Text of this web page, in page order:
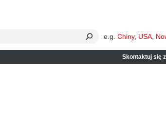
e.g. Chiny, USA
Skontaktuj się